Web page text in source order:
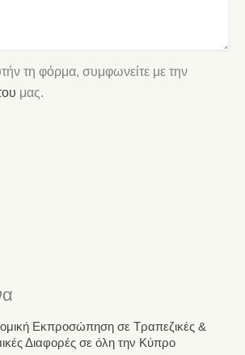
τη φόρμα, συμφωνείτε με την
μας.
Εκπροσώπηση σε Τραπεζικές &
Διαφορές σε όλη την Κύπρο